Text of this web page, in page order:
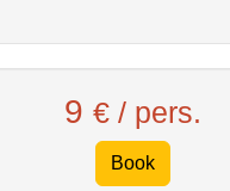
9€ / pers.
Book